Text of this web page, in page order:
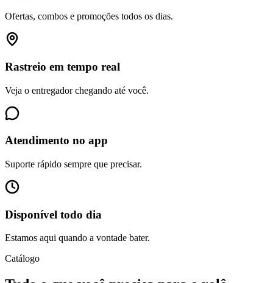
Ofertas, combos e promoções todos os dias.
Rastreio em tempo real
Veja o entregador chegando até você.
Atendimento no app
Suporte rápido sempre que precisar.
Disponível todo dia
Estamos aqui quando a vontade bater.
Catálogo